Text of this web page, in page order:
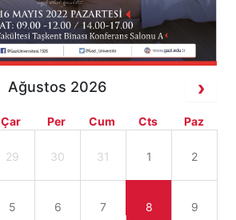
Ağustos 2026
Çar Per Cum Cts Paz
29 30 31 1 2
5 6 7 8 9